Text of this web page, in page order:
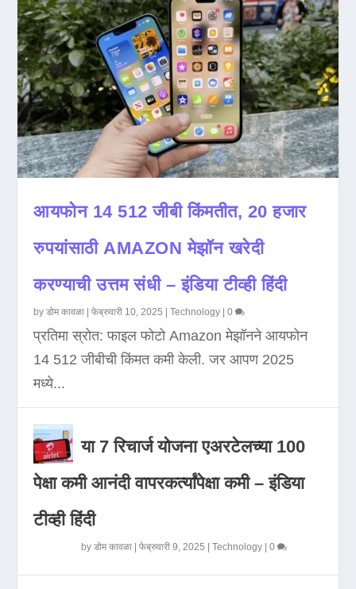
आयफोन 14 512 जीबी किंमतीत, 20 हजार
रुपयांसाठी AMAZON मेझॉन खरेदी
करण्याची उत्तम संधी – इंडिया टीव्ही हिंदी
byडोम कावळा |फेब्रुवारी 10, 2025 |Technology |0
प्रतिमा स्रोत: फाइल फोटो Amazon मेझॉनने आयफोन
14 512 जीबीची किंमत कमी केली. जर आपण 2025
मध्ये...
या 7 रिचार्ज योजना एअरटेलच्या 100
पेक्षा कमी आनंदी वापरकर्त्यांपेक्षा कमी – इंडिया
टीव्ही हिंदी
byडोम कावळा |फेब्रुवारी 9, 2025 |Technology |0